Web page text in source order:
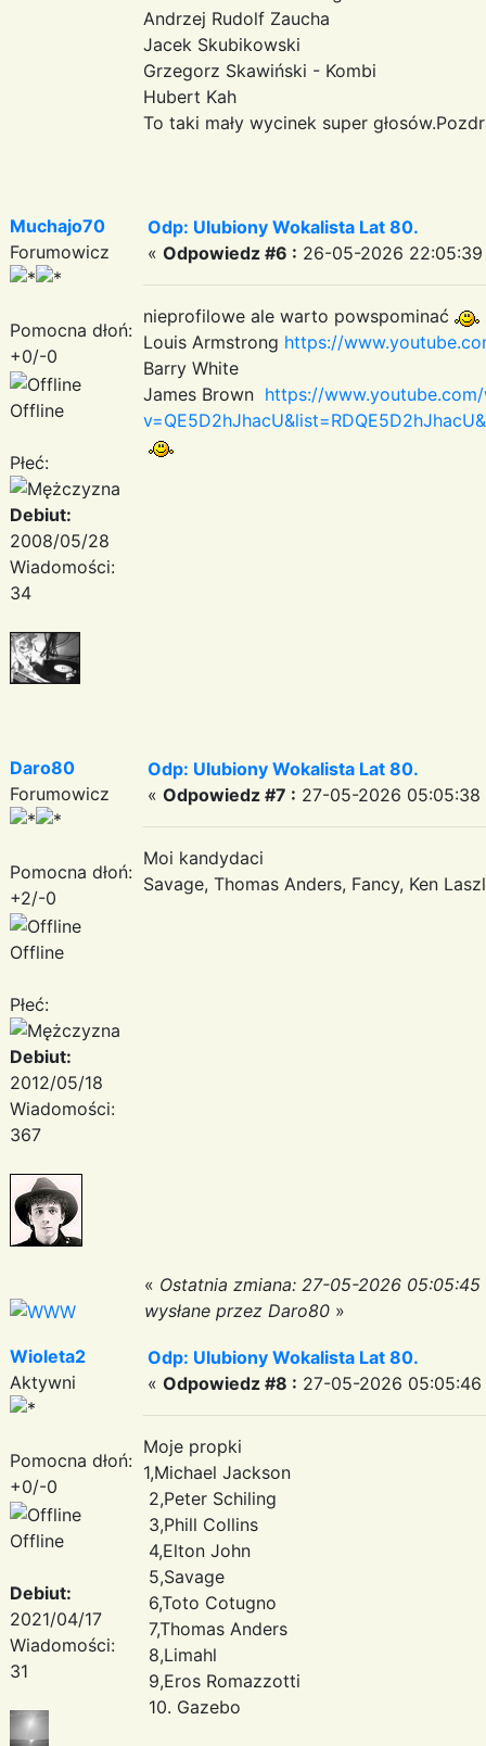
Andrzej Rudolf Zaucha
Jacek Skubikowski
Grzegorz Skawiński - Kombi
Hubert Kah
To taki mały wycinek super
Muchajo70
Forumowicz
Pomocna dłoń:
+0/-0
Offline
Płeć:
Debiut:
2008/05/28
Wiadomości:
34
Odp: Ulubiony Wokalista Lat 80.
« Odpowiedz #6 : 26-05-2026 22:05:39
nieprofilowe ale warto powspominać
Louis Armstrong https://
Barry White
James Brown https://
Daro80
Forumowicz
Pomocna dłoń:
+2/-0
Offline
Płeć:
Debiut:
2012/05/18
Wiadomości:
367
Odp: Ulubiony Wokalista Lat 80.
« Odpowiedz #7 : 27-05-2026 05:05:38
Moi kandydaci
Savage, Thomas Anders, Fancy, Ken
« Ostatnia zmiana: 27-05-2026 05:05:45
wysłane przez Daro80 »
Wioleta2
Aktywni
Pomocna dłoń:
+0/-0
Offline
Debiut:
2021/04/17
Wiadomości:
31
Odp: Ulubiony Wokalista Lat 80.
« Odpowiedz #8 : 27-05-2026 05:05:46
Moje propki
1,Michael Jackson
2,Peter Schiling
3,Phill Collins
4,Elton John
5,Savage
6,Toto Cotugno
7,Thomas Anders
8,Limahl
9,Eros Romazzotti
10. Gazebo